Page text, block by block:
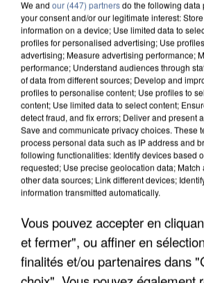
DE FAUNE SAUVAGE SONT...
We and our (447) partnersdo the following data
your consent and/or our legitimate interest:
information on a device; Use limited data to
profiles for personalised advertising; Use
advertising; Measure advertising performance;
performance; Understand audiences through
of data from different sources; Develop and
profiles to personalise content; Use profiles to
content; Use limited data to select content;
detect fraud, and fix errors; Deliver and present
Save and communicate privacy choices. These
process personal data such as IP address and
following functionalities: Identify devices based
requested; Use precise geolocation data;
other data sources; Link different devices;
information transmitted automatically.
Vous pouvez accepter en
et fermer", ou affiner en
finalités et/ou partenaires dans